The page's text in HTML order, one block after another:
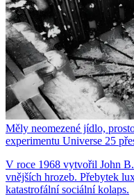
Měly neomezené jídlo,
experimentu Universe 25
V roce 1968 vytvořil John
vnějších hrozeb. Přebytek
katastrofální sociální kolaps.